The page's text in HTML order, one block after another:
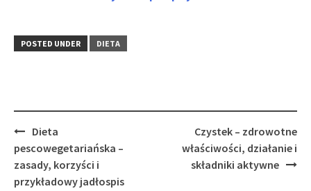
POSTED UNDER DIETA
Post
navigation
Dieta
pescowegetariańska –
zasady, korzyści i
przykładowy jadłospis
Czystek – zdrowotne
właściwości, działanie i
składniki aktywne